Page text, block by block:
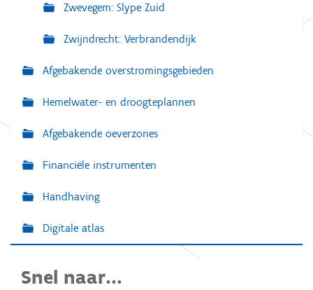
Zwevegem: Slype Zuid
Zwijndrecht: Verbrandendijk
Afgebakende overstromingsgebieden
Hemelwater- en droogteplannen
Afgebakende oeverzones
Financiële instrumenten
Handhaving
Digitale atlas
Snel naar...